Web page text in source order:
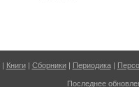
| Книги| Сборники| Периодика|
Последнее